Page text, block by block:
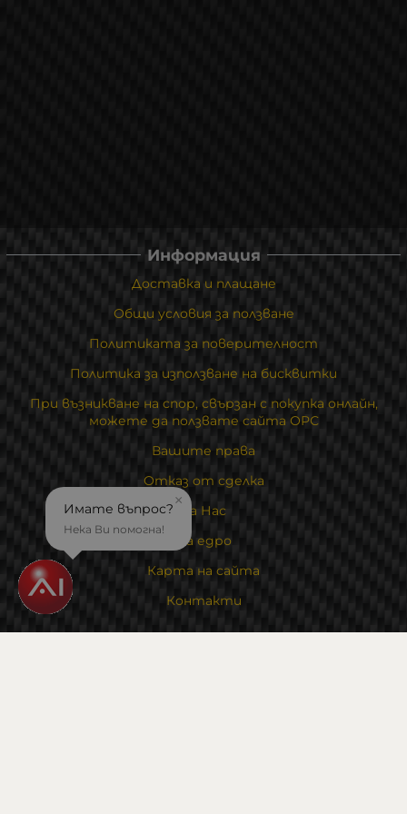
Информация
Доставка и плащане
Общи условия за ползване
Политиката за поверителност
Политика за използване на бисквитки
При възникване на спор, свързан с покупка онлайн,
можете да ползвате сайта ОРС
Вашите права
Отказ от сделка
За Нас
На едро
Карта на сайта
Контакти
×
Имате въпрос?
Нека Ви помогна!